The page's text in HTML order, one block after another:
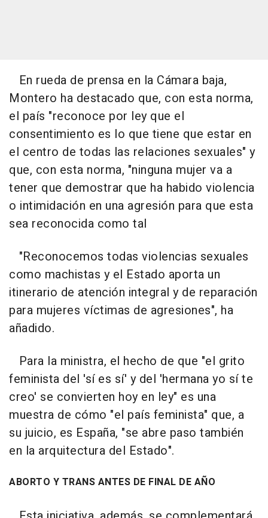
En rueda de prensa en la Cámara baja,
Montero ha destacado que, con esta norma,
el país "reconoce por ley que el
consentimiento es lo que tiene que estar en
el centro de todas las relaciones sexuales" y
que, con esta norma, "ninguna mujer va a
tener que demostrar que ha habido violencia
o intimidación en una agresión para que esta
sea reconocida como tal
"Reconocemos todas violencias sexuales
como machistas y el Estado aporta un
itinerario de atención integral y de reparación
para mujeres víctimas de agresiones", ha
añadido.
Para la ministra, el hecho de que "el grito
feminista del 'sí es sí' y del 'hermana yo sí te
creo' se convierten hoy en ley" es una
muestra de cómo "el país feminista" que, a
su juicio, es España, "se abre paso también
en la arquitectura del Estado".
ABORTO Y TRANS ANTES DE FINAL DE AÑO